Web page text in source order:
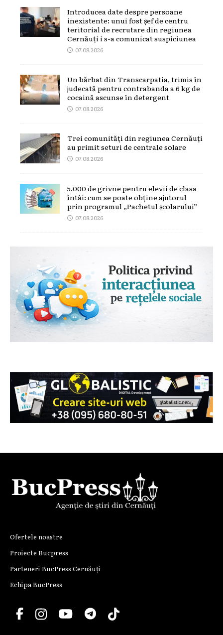
Introducea date despre persoane
inexistente: unui fost șef de centru
teritorial de recrutare din regiunea
Cernăuți i s-a comunicat suspiciunea
07.08.2026
Un bărbat din Transcarpatia, trimis în
judecată pentru contrabanda a 6 kg de
cocaină ascunse în detergent
07.08.2026
Trei comunități din regiunea Cernăuți
au primit seturi de centrale solare
07.08.2026
5.000 de grivne pentru elevii de clasa
întâi: cum se poate obține ajutorul
prin programul „Pachetul școlarului”
07.08.2026
Ofertele noastre
Proiecte Bucpress
Parteneri BucPress Cernăuți
Echipa BucPress